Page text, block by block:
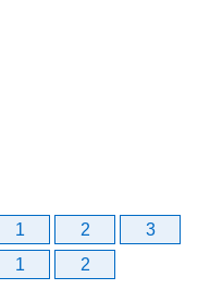
1 2
3
1 2